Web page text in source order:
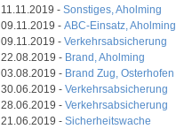
11.11.2019 - Sonstiges, Aholming
09.11.2019 - ABC-Einsatz, Aholming
09.11.2019 - Verkehrsabsicherung
22.08.2019 - Brand, Aholming
03.08.2019 - Brand Zug, Osterhofen
30.06.2019 - Verkehrsabsicherung
28.06.2019 - Verkehrsabsicherung
21.06.2019 - Sicherheitswache